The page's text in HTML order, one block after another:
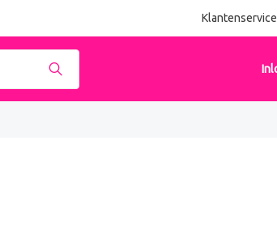
Klantenservice